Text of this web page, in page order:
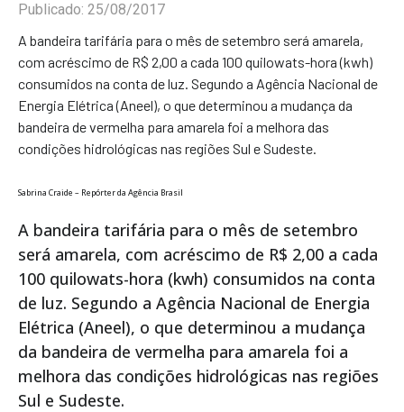
Publicado: 25/08/2017
A bandeira tarifária para o mês de setembro será amarela,
com acréscimo de R$ 2,00 a cada 100 quilowats-hora (kwh)
consumidos na conta de luz. Segundo a Agência Nacional de
Energia Elétrica (Aneel), o que determinou a mudança da
bandeira de vermelha para amarela foi a melhora das
condições hidrológicas nas regiões Sul e Sudeste.
Sabrina Craide – Repórter da Agência Brasil
A bandeira tarifária para o mês de setembro
será amarela, com acréscimo de R$ 2,00 a cada
100 quilowats-hora (kwh) consumidos na conta
de luz. Segundo a Agência Nacional de Energia
Elétrica (Aneel), o que determinou a mudança
da bandeira de vermelha para amarela foi a
melhora das condições hidrológicas nas regiões
Sul e Sudeste.